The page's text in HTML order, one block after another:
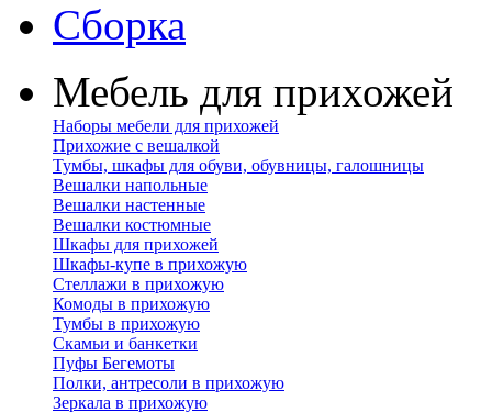
Сборка
Мебель для прихожей
Наборы мебели для прихожей
Прихожие с вешалкой
Тумбы, шкафы для обуви, обувницы, галошницы
Вешалки напольные
Вешалки настенные
Вешалки костюмные
Шкафы для прихожей
Шкафы-купе в прихожую
Стеллажи в прихожую
Комоды в прихожую
Тумбы в прихожую
Скамьи и банкетки
Пуфы Бегемоты
Полки, антресоли в прихожую
Зеркала в прихожую